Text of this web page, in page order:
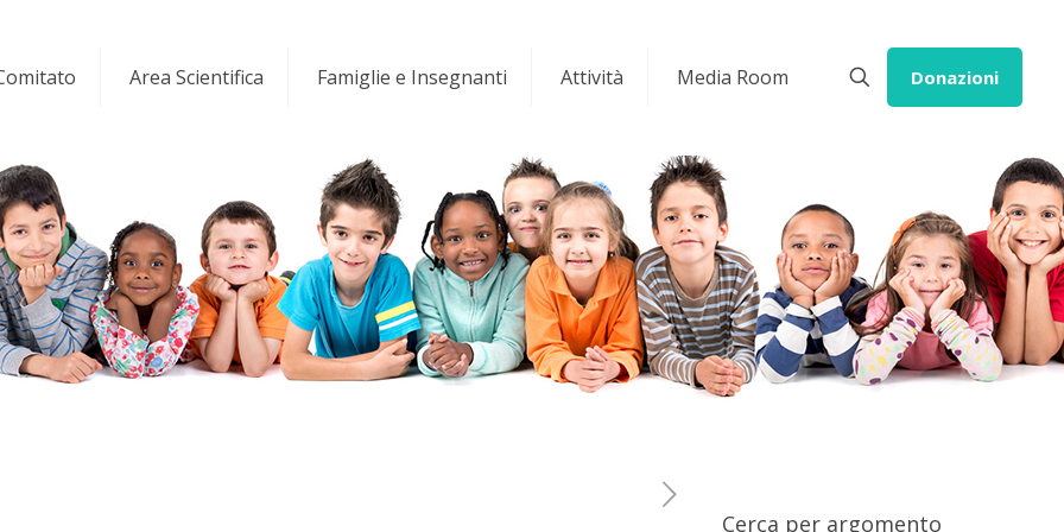
Area Scientifica Famiglie e Insegnanti Attività Media Room Donazioni
Cerca per argomento